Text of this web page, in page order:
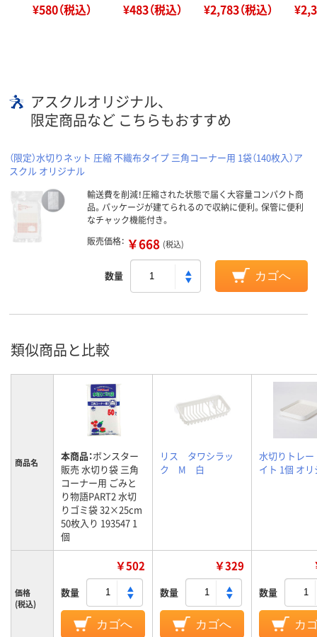
¥580（税込） ¥483（税込） ¥2,783（税込）
アスクルオリジナル、
限定商品など こちらもおすすめ
（限定）水切りネット 圧縮 不織布タイプ 三角コーナー用 1袋（140枚入）ア
スクル オリジナル
輸送費を削減！圧縮された状態で届く大容量コンパクト商
品。パッケージが建てられるので収納に便利。保管に便利
なチャック機能付き。
販売価格： ￥668 (税込)
数量 カゴへ
類似商品と比較
商品名 本商品：ボンスター
販売 水切り袋 三角
コーナー用 ごみと
り物語PART2 水切
りゴミ袋 32×25cm
50枚入り 193547 1
個
リス タワシラッ
ク M 白
水切りトレー
イト 1個 オ
価格
(税込)
￥502
数量
カゴへ
￥329
数量
カゴへ
数量
カ